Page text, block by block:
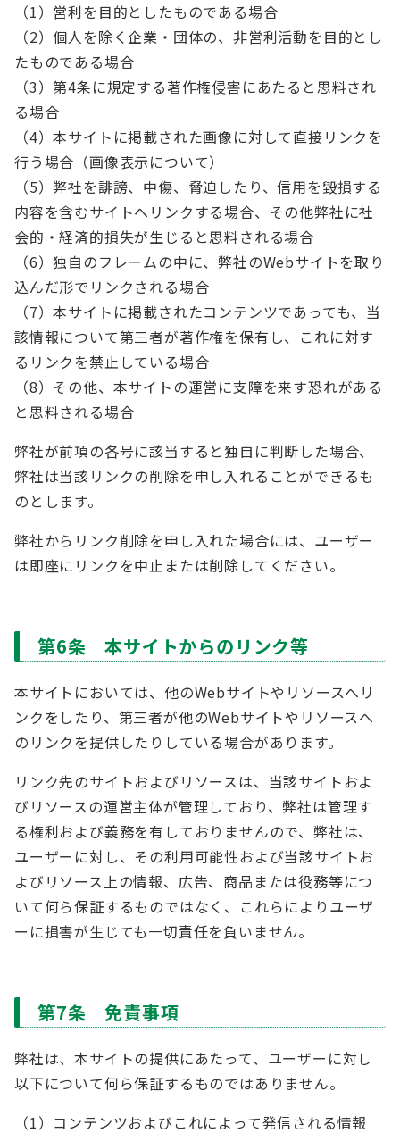
（1）営利を目的としたものである場合
（2）個人を除く企業・団体の、非営利活動を目的とし
たものである場合
（3）第4条に規定する著作権侵害にあたると思料され
る場合
（4）本サイトに掲載された画像に対して直接リンクを
行う場合（画像表示について）
（5）弊社を誹謗、中傷、脅迫したり、信用を毀損する
内容を含むサイトへリンクする場合、その他弊社に社
会的・経済的損失が生じると思料される場合
（6）独自のフレームの中に、弊社のWebサイトを取り
込んだ形でリンクされる場合
（7）本サイトに掲載されたコンテンツであっても、当
該情報について第三者が著作権を保有し、これに対す
るリンクを禁止している場合
（8）その他、本サイトの運営に支障を来す恐れがある
と思料される場合
弊社が前項の各号に該当すると独自に判断した場合、
弊社は当該リンクの削除を申し入れることができるも
のとします。
弊社からリンク削除を申し入れた場合には、ユーザー
は即座にリンクを中止または削除してください。
第6条 本サイトからのリンク等
本サイトにおいては、他のWebサイトやリソースへリ
ンクをしたり、第三者が他のWebサイトやリソースへ
のリンクを提供したりしている場合があります。
リンク先のサイトおよびリソースは、当該サイトおよ
びリソースの運営主体が管理しており、弊社は管理す
る権利および義務を有しておりませんので、弊社は、
ユーザーに対し、その利用可能性および当該サイトお
よびリソース上の情報、広告、商品または役務等につ
いて何ら保証するものではなく、これらによりユーザ
ーに損害が生じても一切責任を負いません。
第7条 免責事項
弊社は、本サイトの提供にあたって、ユーザーに対し
以下について何ら保証するものではありません。
（1）コンテンツおよびこれによって発信される情報